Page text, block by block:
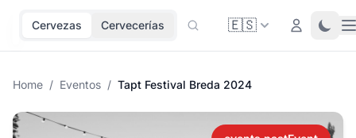
Cervezas Cervecerías 🇪🇸 Login
Home / Eventos / Tapt Festival Breda 2024